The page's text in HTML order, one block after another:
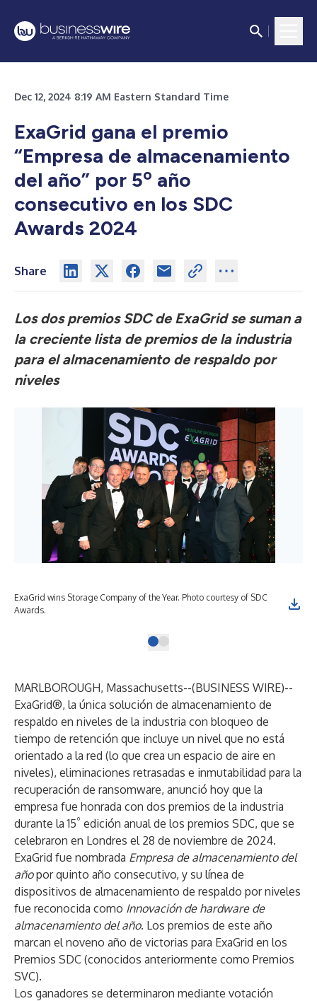
Dec 12, 2024 8:19 AM Eastern Standard Time
ExaGrid gana el premio
“Empresa de almacenamiento
del año” por 5o año
consecutivo en los SDC
Awards 2024
Share
Los dos premios SDC de ExaGrid se suman a
la creciente lista de premios de la industria
para el almacenamiento de respaldo por
niveles
ExaGrid wins Storage Company of the Year. Photo courtesy of SDC
Awards.
MARLBOROUGH, Massachusetts--(BUSINESS WIRE)--
ExaGrid®, la única solución de almacenamiento de
respaldo en niveles de la industria con bloqueo de
tiempo de retención que incluye un nivel que no está
orientado a la red (lo que crea un espacio de aire en
niveles), eliminaciones retrasadas e inmutabilidad para la
recuperación de ransomware, anunció hoy que la
empresa fue honrada con dos premios de la industria
durante la 15º edición anual de los premios SDC, que se
celebraron en Londres el 28 de noviembre de 2024.
ExaGrid fue nombrada Empresa de almacenamiento del
añopor quinto año consecutivo, y su línea de
dispositivos de almacenamiento de respaldo por niveles
fue reconocida como Innovación de hardware de
almacenamiento del año. Los premios de este año
marcan el noveno año de victorias para ExaGrid en los
Premios SDC (conocidos anteriormente como Premios
SVC).
Los ganadores se determinaron mediante votación